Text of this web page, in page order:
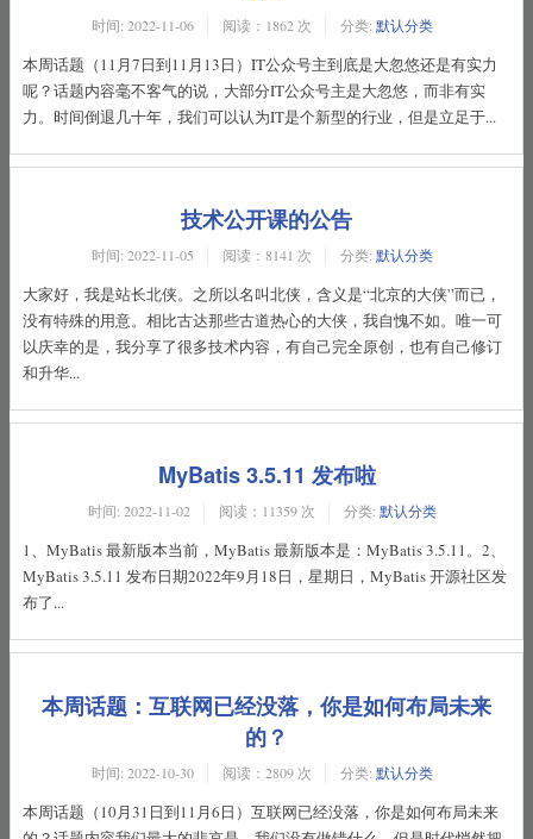
时间: 2022-11-06 阅读：1862 次 分类: 默认分类
本周话题（11月7日到11月13日）IT公众号主到底是大忽悠还是有实力
呢？话题内容毫不客气的说，大部分IT公众号主是大忽悠，而非有实
力。时间倒退几十年，我们可以认为IT是个新型的行业，但是立足于...
技术公开课的公告
时间: 2022-11-05 阅读：8141 次 分类: 默认分类
大家好，我是站长北侠。之所以名叫北侠，含义是“北京的大侠”而已，
没有特殊的用意。相比古达那些古道热心的大侠，我自愧不如。唯一可
以庆幸的是，我分享了很多技术内容，有自己完全原创，也有自己修订
和升华...
MyBatis 3.5.11 发布啦
时间: 2022-11-02 阅读：11359 次 分类: 默认分类
1、MyBatis 最新版本当前，MyBatis 最新版本是：MyBatis 3.5.11。2、
MyBatis 3.5.11 发布日期2022年9月18日，星期日，MyBatis 开源社区发
布了...
本周话题：互联网已经没落，你是如何布局未来
的？
时间: 2022-10-30 阅读：2809 次 分类: 默认分类
本周话题（10月31日到11月6日）互联网已经没落，你是如何布局未来